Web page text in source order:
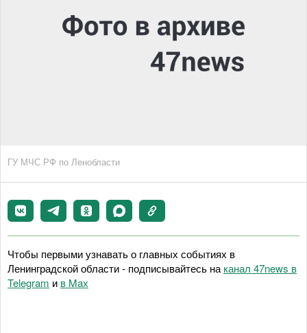
ГУ МЧС РФ по Ленобласти
Чтобы первыми узнавать о главных событиях в
Ленинградской области - подписывайтесь на канал 47news в
Telegram и в Maх